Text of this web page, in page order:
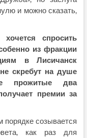
и можно сказать,
спросить
из фракции
в Лисичанск
скребут на душе
прожитые два
премии за
порядке созывается
как раз для